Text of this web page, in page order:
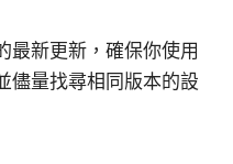
最新更新，確保你使用
儘量找尋相同版本的設